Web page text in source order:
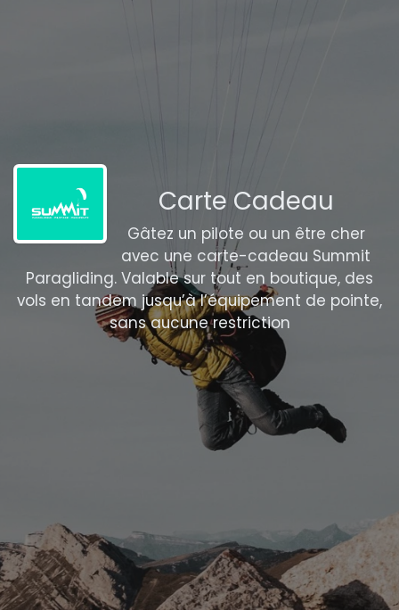
Carte Cadeau
Gâtez un pilote ou un être cher
avec une carte-cadeau Summit
Paragliding. Valable sur tout en boutique, des
vols en tandem jusqu’à l’équipement de pointe,
sans aucune restriction